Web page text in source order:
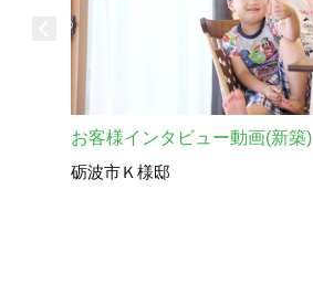
お客様インタビュー動画(新築)
砺波市Ｋ様邸